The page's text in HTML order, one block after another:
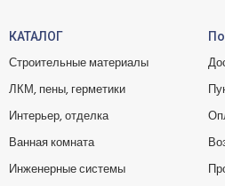
КАТАЛОГ
Строительные материалы
ЛКМ, пены, герметики
Интерьер, отделка
Ванная комната
Инженерные системы